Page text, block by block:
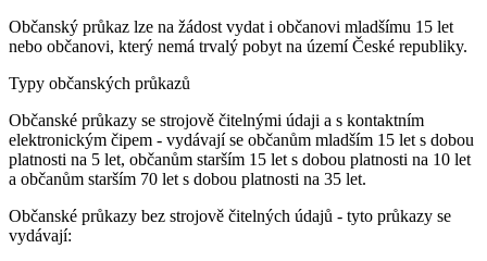
Občanský průkaz lze na žádost vydat i občanovi mladšímu 15 let
nebo občanovi, který nemá trvalý pobyt na území České republiky.
Typy občanských průkazů
Občanské průkazy se strojově čitelnými údaji a s kontaktním
elektronickým čipem - vydávají se občanům mladším 15 let s dobou
platnosti na 5 let, občanům starším 15 let s dobou platnosti na 10 let
a občanům starším 70 let s dobou platnosti na 35 let.
Občanské průkazy bez strojově čitelných údajů - tyto průkazy se
vydávají: